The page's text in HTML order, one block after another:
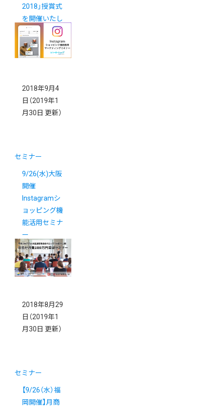
2018」授賞式
を開催いたし
ました
2018年9月4
日 （2019年1
月30日 更新）
セミナー
9/26(水)大阪
開催
Instagramシ
ョッピング機
能活用セミナ
ー
2018年8月29
日 （2019年1
月30日 更新）
セミナー
【9/26（水）福
岡開催】月商